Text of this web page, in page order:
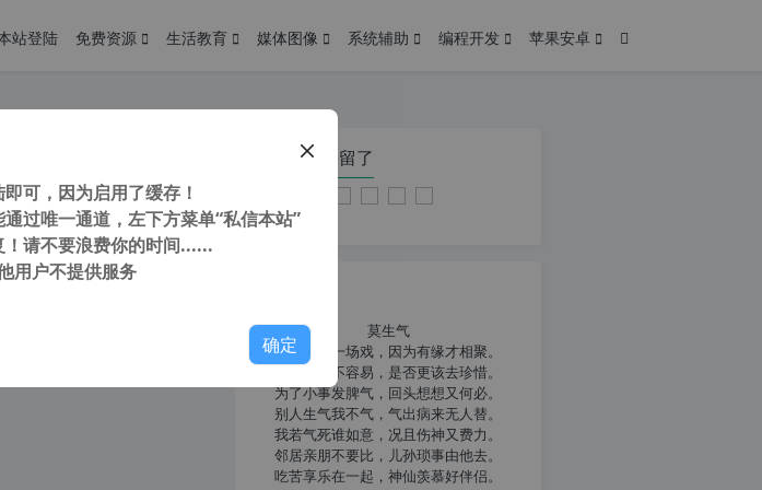
站登陆 免费资源 生活教育 媒体图像 系统辅助 编程开发 苹果安卓
免破解免VIP版
： 由于网站空间位于国
您在本页停留了
莫生气
人生就像一场戏，因为有缘才相聚。
相扶到老不容易，是否更该去珍惜。
为了小事发脾气，回头想想又何必。
别人生气我不气，气出病来无人替。
我若气死谁如意，况且伤神又费力。
邻居亲朋不要比，儿孙琐事由他去。
吃苦享乐在一起，神仙羡慕好伴侣。
可，因为启用了缓存！
过唯一通道，左下方菜单“私信本站”
请不要浪费你的时间......
用户不提供服务
确定